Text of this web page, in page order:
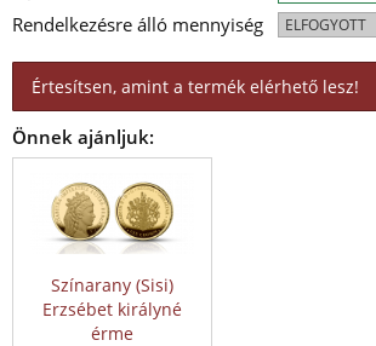
Rendelkezésre álló mennyiség
ELFOGYOTT
Értesítsen, amint a termék elérhető lesz!
Önnek ajánljuk:
Színarany (Sisi)
Erzsébet királyné
érme